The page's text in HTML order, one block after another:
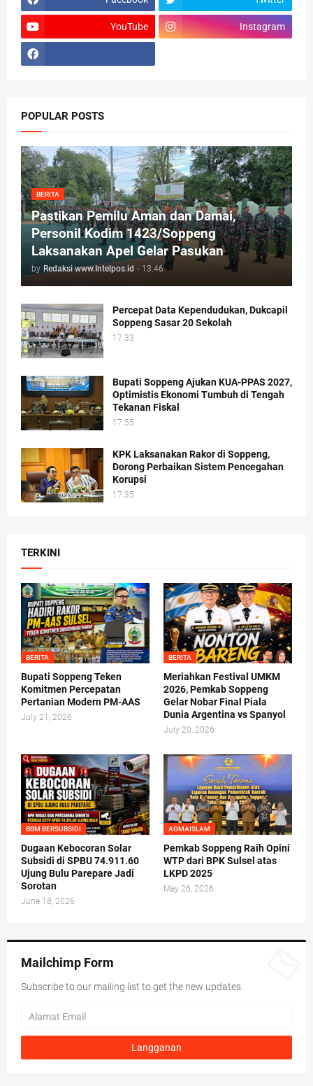
YouTube Instagram
POPULAR POSTS
BERITA
Pastikan Pemilu Aman dan Damai,
Personil Kodim 1423/Soppeng
Laksanakan Apel Gelar Pasukan
by Redaksi www.Intelpos.id - 13.46
Percepat Data Kependudukan, Dukcapil
Soppeng Sasar 20 Sekolah
17.33
Bupati Soppeng Ajukan KUA-PPAS 2027,
Optimistis Ekonomi Tumbuh di Tengah
Tekanan Fiskal
17.55
KPK Laksanakan Rakor di Soppeng,
Dorong Perbaikan Sistem Pencegahan
Korupsi
17.35
TERKINI
BERITA
Bupati Soppeng Teken
Komitmen Percepatan
Pertanian Modern PM-AAS
July 21, 2026
BERITA
Meriahkan Festival UMKM
2026, Pemkab Soppeng
Gelar Nobar Final Piala
Dunia Argentina vs Spanyol
July 20, 2026
BBM BERSUBSIDI
Dugaan Kebocoran Solar
Subsidi di SPBU 74.911.60
Ujung Bulu Parepare Jadi
Sorotan
June 18, 2026
AGMAISLAM
Pemkab Soppeng Raih Opini
WTP dari BPK Sulsel atas
LKPD 2025
May 26, 2026
Mailchimp Form
Subscribe to our mailing list to get the new updates.